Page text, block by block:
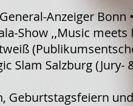
Anzeiger
Show ,,Music
Slam Salzburg
Geburtstagsfeiern